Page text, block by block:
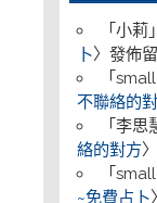
「 小莉
卜〉發佈
「
不聯絡的
「 李思
絡的對方
「
~免費占卜